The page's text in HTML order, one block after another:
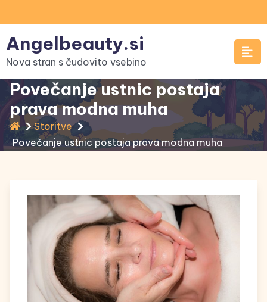
to
content
Angelbeauty.si
Nova stran s čudovito vsebino
Povečanje ustnic postaja
prava modna muha
Storitve
Povečanje ustnic postaja prava modna muha